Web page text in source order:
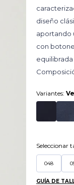
diseño
aportando
con
Variantes:
Seleccionar
048
GUÍA DE